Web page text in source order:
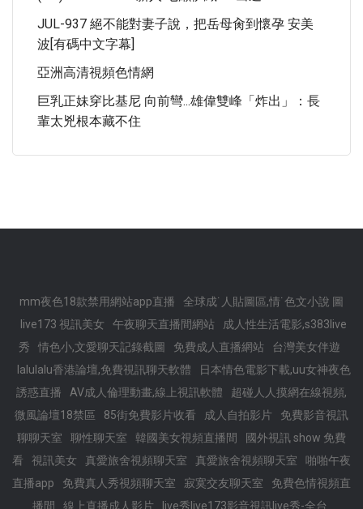
JUL-937 絕不能對妻子說，把岳母肏到懷孕 安美
波[有碼中文字幕]
亞洲高清視頻色情網
巨乳正妹穿比基尼 向前彎...雄偉雙峰「炸出」：長
輩太兇根本藏不住
mm夜色18款禁用網站app直播
全球成˙人貼圖區,情˙色文小說 圖
live173 視訊美女
午夜聊天直播間網站
成人性生活電影,s383live
秀
情色小,文愛聊天記錄截圖 免費成人直播網站
台灣美女伴遊
lalulalu香港論壇,免費視訊聊天軟體
日本情色電影下載,uu女神夜色
誘惑直播
AV成人倫理動畫,線上視訊軟體
超碰人人摸網在線視頻,
微風論壇18禁區
85街免費影片收看 成人自拍影片
免費影音視訊
聊聊天室
聊性聊天室 韓國美女視頻直播間
國外視訊 show 免費
看
視訊美女 真愛旅舍視頻聊天室 真愛旅舍視頻聊天室
啪啪午夜
直播app
免費真人秀視頻聊天室 寂寞交友聊天室
免費色情視頻直
播間
線上直播成人影片 live秀live173影音視訊live秀-全台